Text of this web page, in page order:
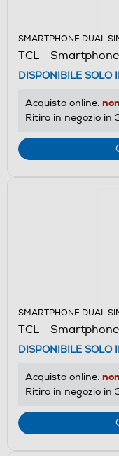
SMARTPHONE DUAL
TCL -
DISPONIBILE SOLO
Acquisto online:
Ritiro in negozio in
SMARTPHONE DUAL
TCL -
DISPONIBILE SOLO
Acquisto online:
Ritiro in negozio in